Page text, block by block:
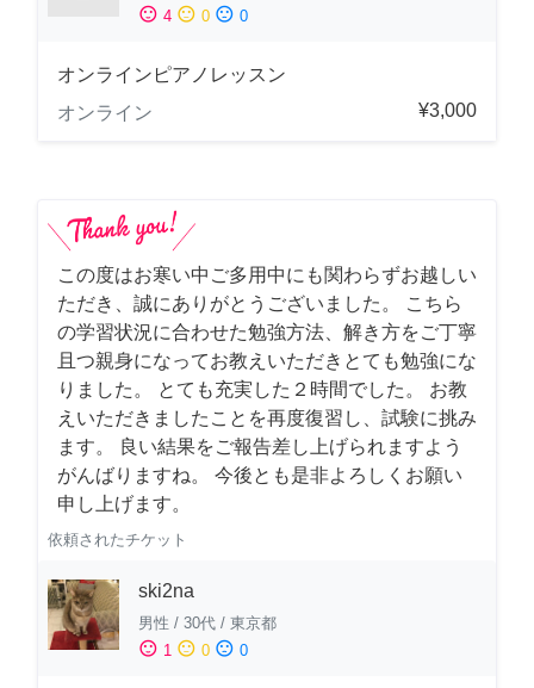
sentiment_satisfied 4 sentiment_neutral 0 sentiment_dissatisfied 0
オンラインピアノレッスン
オンライン
¥3,000
この度はお寒い中ご多用中にも関わらずお越しい
ただき、誠にありがとうございました。 こちら
の学習状況に合わせた勉強方法、解き方をご丁寧
且つ親身になってお教えいただきとても勉強にな
りました。 とても充実した２時間でした。 お教
えいただきましたことを再度復習し、試験に挑み
ます。 良い結果をご報告差し上げられますよう
がんばりますね。 今後とも是非よろしくお願い
申し上げます。
依頼されたチケット
ski2na
男性 / 30代 / 東京都
sentiment_satisfied 1 sentiment_neutral 0 sentiment_dissatisfied 0